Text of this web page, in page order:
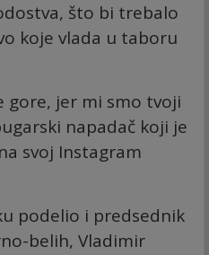
što bi trebalo
koje vlada u taboru
gore, jer mi smo tvoji
napadač koji je
svoj Instagram
podelio i predsednik
belih, Vladimir